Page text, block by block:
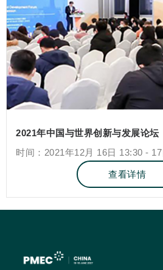
2021年中国与世界创新与发展论坛
时间：2021年12月 16日 13:30 -
查看详情